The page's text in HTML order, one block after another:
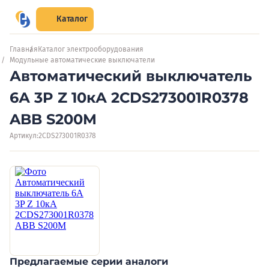
Каталог
Главная Каталог электрооборудования
Модульные автоматические выключатели
Автоматический выключатель
6А 3P Z 10кА 2CDS273001R0378
ABB S200M
Артикул:2CDS273001R0378
Предлагаемые серии аналоги